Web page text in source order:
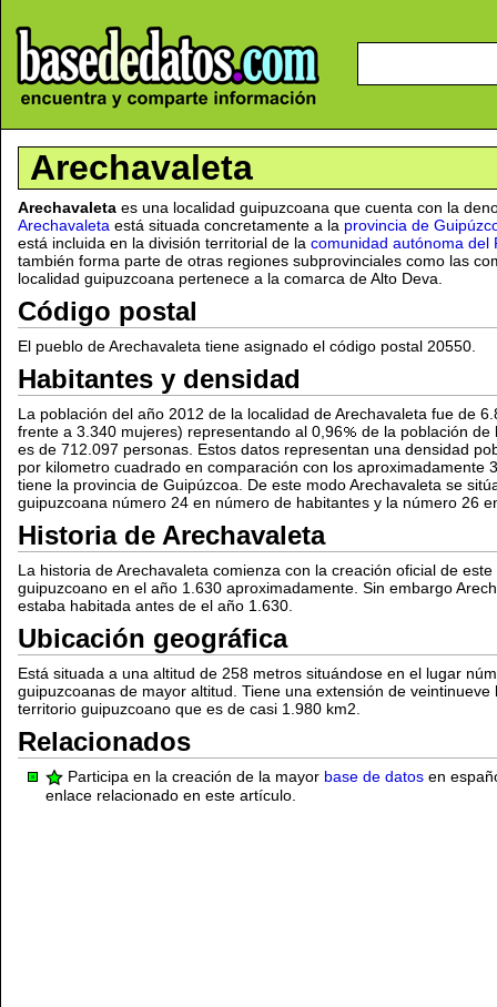
Arechavaleta
Arechavaleta es una localidad guipuzcoana que cuenta con la
Arechavaleta está situada concretamente a la provincia de
está incluida en la división territorial de la comunidad autónoma del
también forma parte de otras regiones subprovinciales como las
localidad guipuzcoana pertenece a la comarca de Alto Deva.
Código postal
El pueblo de Arechavaleta tiene asignado el código postal 20550.
Habitantes y densidad
La población del año 2012 de la localidad de Arechavaleta fue de
frente a 3.340 mujeres) representando al 0,96
de la población de
es de 712.097 personas. Estos datos representan una densidad
por kilometro cuadrado en comparación con los aproximadamente
tiene la provincia de Guipúzcoa. De este modo Arechavaleta se
guipuzcoana número 24 en número de habitantes y la número 26
Historia de Arechavaleta
La historia de Arechavaleta comienza con la creación oficial de
guipuzcoano en el año 1.630 aproximadamente. Sin embargo
estaba habitada antes de el año 1.630.
Ubicación geográfica
Está situada a una altitud de 258 metros situándose en el lugar
guipuzcoanas de mayor altitud. Tiene una extensión de
territorio guipuzcoano que es de casi 1.980 km2.
Relacionados
Participa en la creación de la mayor base de datos en
enlace relacionado en este artículo.